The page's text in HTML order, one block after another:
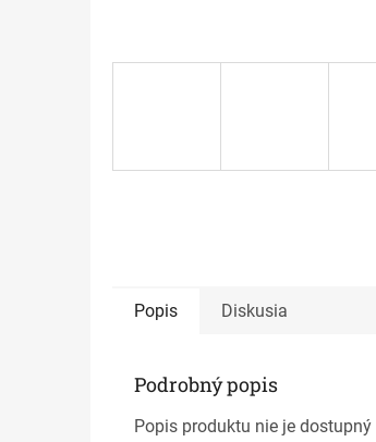
Popis Diskusia
Podrobný popis
Popis produktu nie je dostupný